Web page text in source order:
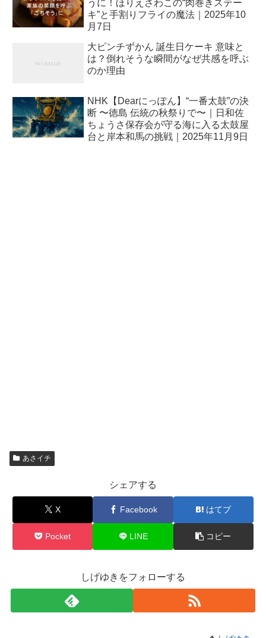
うに！ほりえさわこの“肉巻きステー
キ”と手割りフライの魔法｜2025年10
月7日
大ピンチずかん 誕生日ケーキ 意味と
は？倒れそうな瞬間がなぜ共感を呼ぶ
のか理由
NHK【Dearにっぽん】“一番太鼓”の決
断 〜徳島 伝統の秋祭りで〜｜日和佐
ちょうさ保存会が守る海に入る太鼓屋
台と岸本和馬の挑戦｜2025年11月9日
あさイチ
シェアする
X Facebook はてブ
Pocket LINE コピー
しげゆきをフォローする